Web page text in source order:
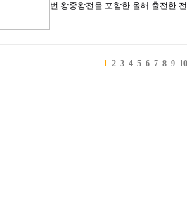
번 왕중왕전을 포함한 올해 출전한
1 2 3 4 5 6 7 8 9 10